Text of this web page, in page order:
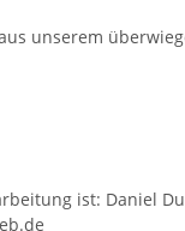
unserem
ist: Daniel